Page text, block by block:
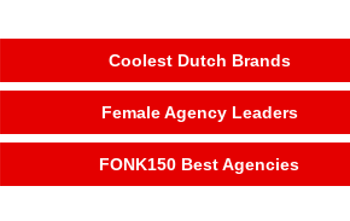
Coolest Dutch Brands
Female Agency Leaders
FONK150 Best Agencies